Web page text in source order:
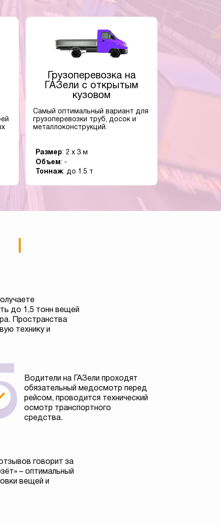
Грузоперевозка на
ГАЗели с открытым
кузовом
Самый оптимальный вариант для
грузоперевозки труб, досок и
металлоконструкций.
Размер: 2 x 3 м
Объем: -
Тоннаж: до 1.5 т
до 1,5 тонн вещей
Пространства
технику и
Водители на ГАЗели проходят
обязательный медосмотр перед
рейсом, проводится технический
осмотр транспортного
средства.
говорит за
– оптимальный
вещей и